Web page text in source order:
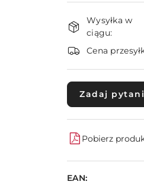
Dostępność
i
dostawa
Wysyłka w
ciągu:
Cena
Zadaj
Pobierz
EAN: